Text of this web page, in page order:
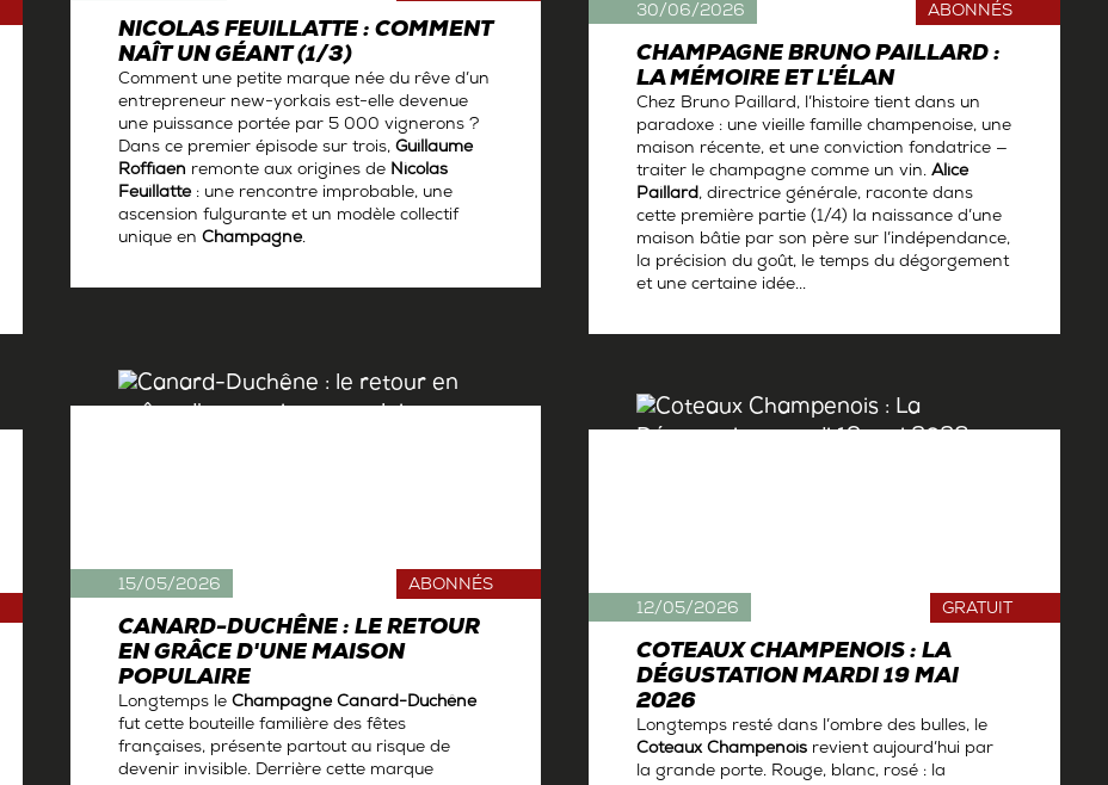
NICOLAS FEUILLATTE : COMMENT
NAÎT UN GÉANT (1/3)
Comment une petite marque née du rêve d’un
entrepreneur new-yorkais est-elle devenue
une puissance portée par 5 000 vignerons ?
Dans ce premier épisode sur trois, Guillaume
Roffiaen remonte aux origines de Nicolas
Feuillatte: une rencontre improbable, une
ascension fulgurante et un modèle collectif
unique en Champagne.
CHAMPAGNE BRUNO PAILLARD :
LA MÉMOIRE ET L'ÉLAN
ABONNÉS
Chez Bruno Paillard, l’histoire tient dans un
paradoxe : une vieille famille champenoise, une
maison récente, et une conviction fondatrice —
traiter le champagne comme un vin.Alice
Paillard, directrice générale, raconte dans
cette première partie (1/4) la naissance d’une
maison bâtie par son père sur l’indépendance,
la précision du goût, le temps du dégorgement
et une certaine idée...
30/06/2026
CANARD-DUCHÊNE : LE RETOUR
EN GRÂCE D'UNE MAISON
POPULAIRE
ABONNÉS
Longtemps le Champagne Canard-Duchêne
fut cette bouteille familière des fêtes
françaises, présente partout au risque de
devenir invisible. Derrière cette marque
15/05/2026
COTEAUX CHAMPENOIS : LA
DÉGUSTATION MARDI 19 MAI
2026
GRATUIT
Longtemps resté dans l’ombre des bulles, le
Coteaux Champenois revient aujourd’hui par
la grande porte. Rouge, blanc, rosé : la
12/05/2026